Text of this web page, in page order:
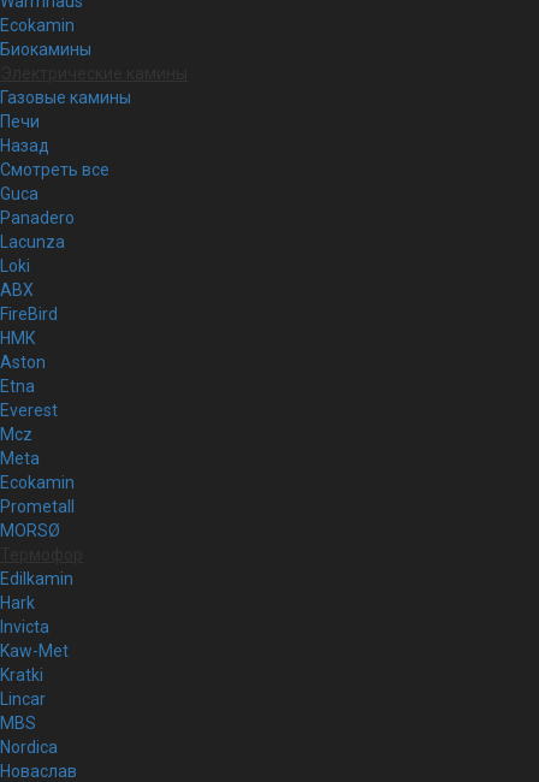
Ecokamin
Биокамины
Газовые камины
Печи
Назад
Смотреть все
Guca
Panadero
Lacunza
Loki
ABX
FireBird
НМК
Aston
Etna
Everest
Mcz
Meta
Ecokamin
Prometall
MORSØ
Edilkamin
Hark
Invicta
Kaw-Met
Kratki
Lincar
MBS
Nordica
Новаслав